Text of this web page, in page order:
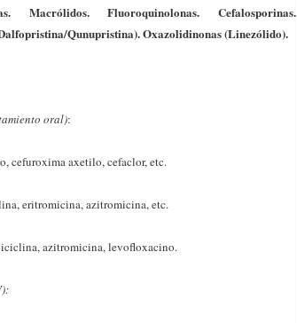
Macrólidos. Fluoroquinolonas. Cefalosporinas.
Qunupristina). Oxazolidinonas (Linezólido).
oral):
axetilo, cefaclor, etc.
eritromicina, azitromicina, etc.
azitromicina, levofloxacino.